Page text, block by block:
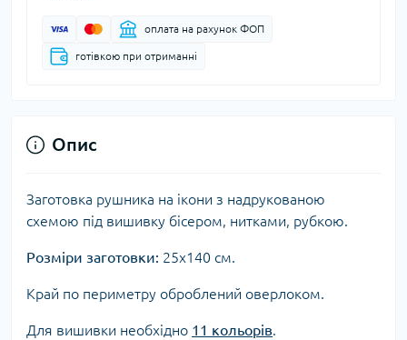
оплата на рахунок ФОП
готівкою при отриманні
Опис
Заготовка рушника на ікони з надрукованою
схемою під вишивку бісером, нитками, рубкою.
Розміри заготовки: 25х140 см.
Край по периметру оброблений оверлоком.
Для вишивки необхідно 11 кольорів.